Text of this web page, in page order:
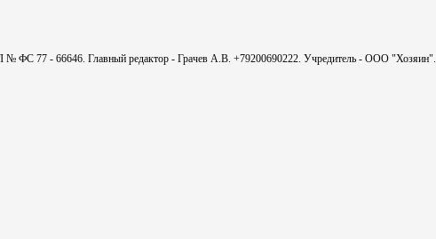
№ ФС 77 - 66646. Главный редактор - Грачев А.В. +79200690222. Учредитель - ООО "Хозяин".